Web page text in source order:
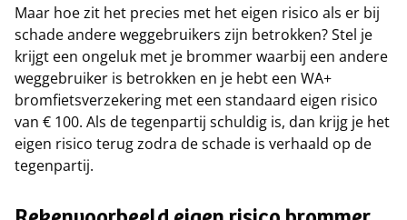
Maar hoe zit het precies met het eigen risico als er bij
schade andere weggebruikers zijn betrokken? Stel je
krijgt een ongeluk met je brommer waarbij een andere
weggebruiker is betrokken en je hebt een WA+
bromfietsverzekering met een standaard eigen risico
van € 100. Als de tegenpartij schuldig is, dan krijg je het
eigen risico terug zodra de schade is verhaald op de
tegenpartij.